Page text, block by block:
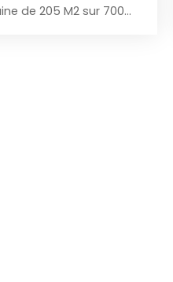
de 205 M2 sur 700